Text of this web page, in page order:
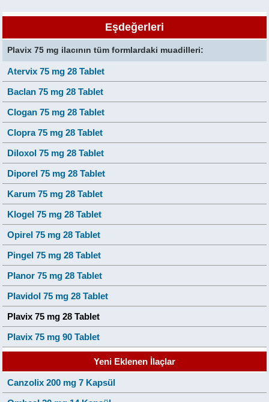
Eşdeğerleri
Plavix 75 mg ilacının tüm formlardaki muadilleri:
Atervix 75 mg 28 Tablet
Baclan 75 mg 28 Tablet
Clogan 75 mg 28 Tablet
Clopra 75 mg 28 Tablet
Diloxol 75 mg 28 Tablet
Diporel 75 mg 28 Tablet
Karum 75 mg 28 Tablet
Klogel 75 mg 28 Tablet
Opirel 75 mg 28 Tablet
Pingel 75 mg 28 Tablet
Planor 75 mg 28 Tablet
Plavidol 75 mg 28 Tablet
Plavix 75 mg 28 Tablet
Plavix 75 mg 90 Tablet
Yeni Eklenen İlaçlar
Canzolix 200 mg 7 Kapsül